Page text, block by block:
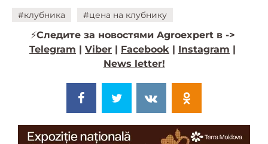
#клубника #цена на клубнику
⚡️Следите за новостями Agroexpert в ->
Telegram | Viber | Facebook | Instagram |
News letter!